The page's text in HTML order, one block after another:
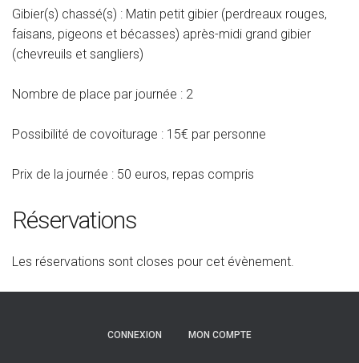
Gibier(s) chassé(s) : Matin petit gibier (perdreaux rouges,
faisans, pigeons et bécasses) après-midi grand gibier
(chevreuils et sangliers)
Nombre de place par journée : 2
Possibilité de covoiturage : 15€ par personne
Prix de la journée : 50 euros, repas compris
Réservations
Les réservations sont closes pour cet évènement.
CONNEXION MON COMPTE